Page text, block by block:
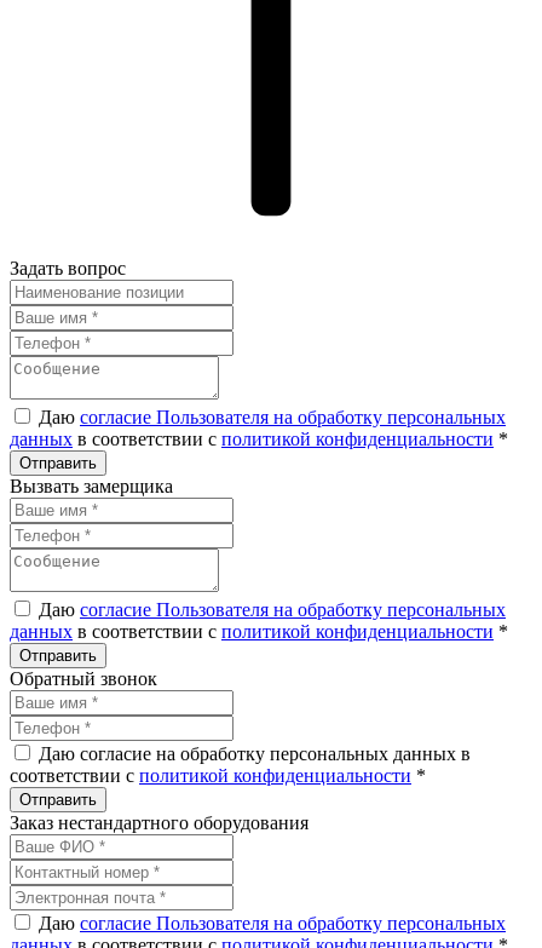
Задать вопрос
Даю согласие Пользователя на обработку персональных
данных в соответствии с политикой конфиденциальности *
Вызвать замерщика
Даю согласие Пользователя на обработку персональных
данных в соответствии с политикой конфиденциальности *
Обратный звонок
Даю согласие на обработку персональных данных в
соответствии с политикой конфиденциальности *
Заказ нестандартного оборудования
Даю согласие Пользователя на обработку персональных